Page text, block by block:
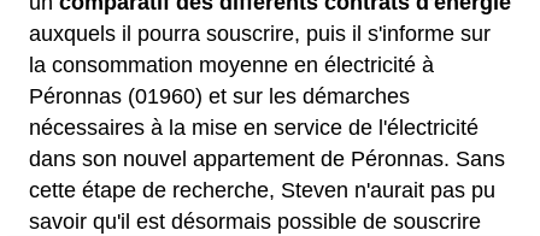
auxquels il pourra souscrire, puis il s'informe sur
la consommation moyenne en électricité à
Péronnas (01960) et sur les démarches
nécessaires à la mise en service de l'électricité
dans son nouvel appartement de Péronnas. Sans
cette étape de recherche, Steven n'aurait pas pu
savoir qu'il est désormais possible de souscrire